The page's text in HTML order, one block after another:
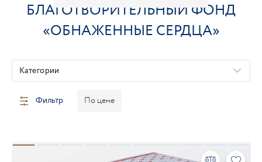
БЛАГОТВОРИТЕЛЬНЫЙ ФОНД
«ОБНАЖЕННЫЕ СЕРДЦА»
Категории
Фильтр По цене